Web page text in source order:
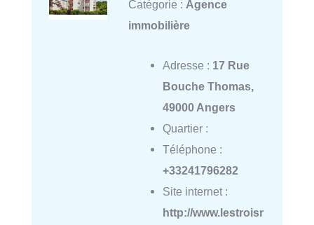
Catégorie : Agence
immobilière
Adresse : 17 Rue
Bouche Thomas,
49000 Angers
Quartier :
Téléphone :
+33241796282
Site internet :
http://www.lestroisr